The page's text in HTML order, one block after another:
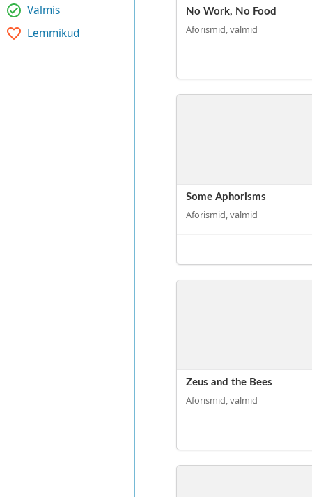
Valmis
Lemmikud
No Work, No Food
Aforismid, valmid
Some Aphorisms
Aforismid, valmid
Zeus and the Bees
Aforismid, valmid